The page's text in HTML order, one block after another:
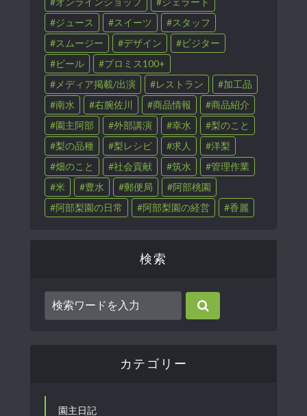
ジュース
スイーツ
スタッフ
スムージー
デザイン
ビジター
ビール
プロミス100+
メディア掲載/出演
レストラン
加工品
南水
右腕佐川 商品情報
商品紹介
園主阿部
外部講演 幸水
梨のこと
梨の品種
梨レシピ 求人
洋梨
畑のこと
社会貢献 筑水
管理作業
米
豊水 郵便局
阿部桃園
阿部梨園の日常
阿部梨園の経営 香麗
検索
カテゴリー
園主日記